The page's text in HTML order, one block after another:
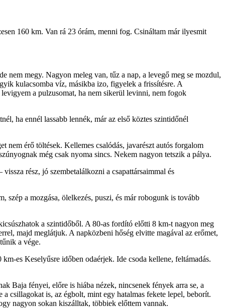
160 km. Van rá 23 órám, menni fog. Csináltam már ilyesmit
nem megy. Nagyon meleg van, tűz a nap, a levegő meg se mozdul,
kulacsomba víz, másikba izo, figyelek a frissítésre. A
a pulzusomat, ha nem sikerül levinni, nem fogok
ha ennél lassabb lennék, már az első köztes szintidőnél
nem érő töltések. Kellemes csalódás, javarészt autós forgalom
még csak nyoma sincs. Nekem nagyon tetszik a pálya.
rész, jó szembetalálkozni a csapattársaimmal és
a mozgása, ölelkezés, puszi, és már robogunk is tovább
a szintidőből. A 80-as fordító előtti 8 km-t nagyon meg
majd meglátjuk. A napközbeni hőség elvitte magával az erőmet,
a vége.
es Keselyűsre időben odaérjek. Ide csoda kellene, feltámadás.
Baja fényei, előre is hiába nézek, nincsenek fények arra se, a
csillagokat is, az égbolt, mint egy hatalmas fekete lepel, beborít.
nagyon sokan kiszálltak, többiek előttem vannak.